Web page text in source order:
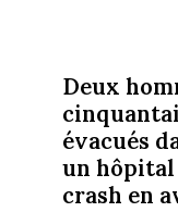
Deux
évacués
un hôpital
crash en